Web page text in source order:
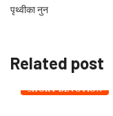
पृथ्वीका नुन
Related post
SHORT DEVOTION